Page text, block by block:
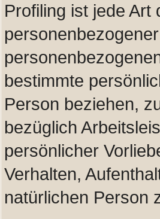
Profiling ist jede Art
bestimmte
Person beziehen,
bezüglich
persönlicher
Verhalten,
natürlichen Person